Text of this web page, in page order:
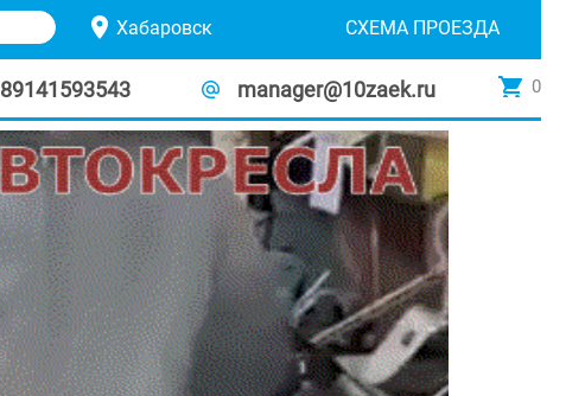
Хабаровск СХЕМА ПРОЕЗДА
89141593543 manager@10zaek.ru 0